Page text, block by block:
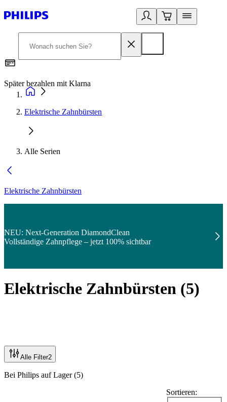
Später bezahlen mit Klarna
Elektrische Zahnbürsten
Alle Serien
Elektrische Zahnbürsten
NEU: Next-Generation DiamondClean
Vollständige Zahnpflege – jetzt 100% sichtbar
Elektrische Zahnbürsten (5)
Alle Filter2
Bei Philips auf Lager (5)
Sortieren: